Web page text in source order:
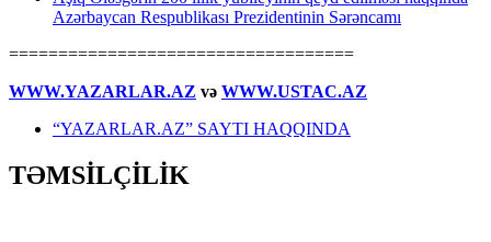
Azərbaycan Respublikası Prezidentinin Sərəncamı
===================================
WWW.YAZARLAR.AZ və WWW.USTAC.AZ
“YAZARLAR.AZ” SAYTI HAQQINDA
TƏMSİLÇİLİK